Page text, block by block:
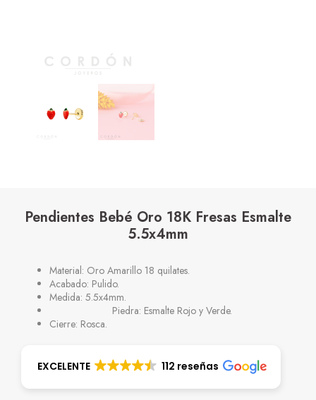
Pendientes Bebé Oro 18K Fresas Esmalte
5.5x4mm
Material: Oro Amarillo 18 quilates.
Acabado: Pulido.
Medida: 5.5x4mm.
Piedra: Esmalte Rojo y Verde.
Cierre: Rosca.
EXCELENTE 112 reseñas